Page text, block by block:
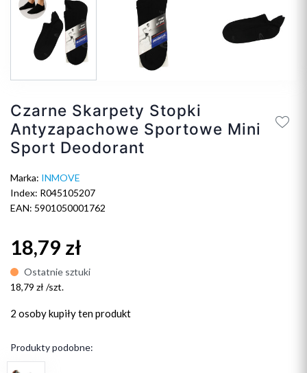
Czarne Skarpety Stopki
Antyzapachowe Sportowe Mini
Sport Deodorant
Marka: INMOVE
Index: R045105207
EAN: 5901050001762
18,79 zł
Ostatnie sztuki
18,79 zł /szt.
2 osobykupiły ten produkt
Produkty podobne: